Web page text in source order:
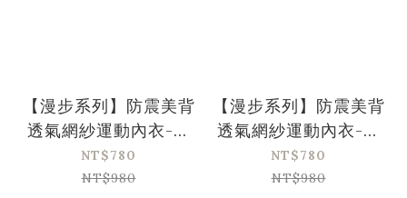
【漫步系列】防震美背
透氣網紗運動內衣-星
耀黑(30/65-38/85、
A-D)
NT$780
NT$980
【漫步系列】防震美背
透氣網紗運動內衣-豆
沙粉(30/65-38/85、
A-D)
NT$780
NT$980